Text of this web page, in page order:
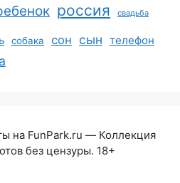
россия свадьба
собака сон сын телефон
на FunPark.ru — Коллекция
без цензуры. 18+